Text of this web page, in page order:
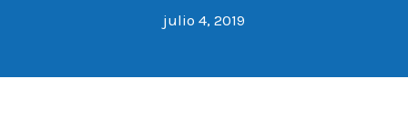
julio 4, 2019